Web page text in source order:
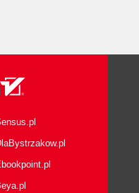
Webpack 5
Express